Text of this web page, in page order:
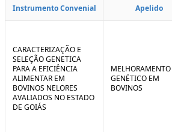
a
o
n
l
r
t
r
r
Instrumento Convenial Apelido
CARACTERIZAÇÃO E
SELEÇÃO GENETICA
PARA A EFICIÊNCIA
ALIMENTAR EM
BOVINOS NELORES
AVALIADOS NO ESTADO
DE GOIÁS
MELHORAMENTO
GENÉTICO EM
BOVINOS